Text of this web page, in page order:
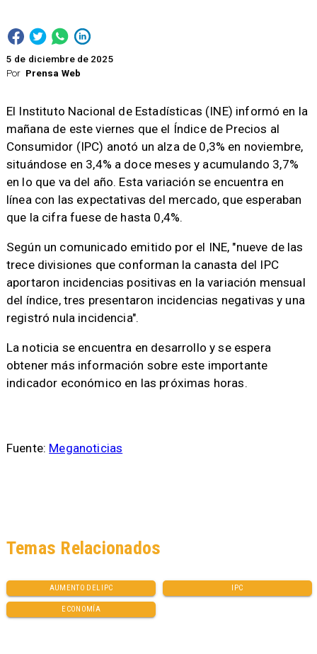
Por Prensa Web
5 de diciembre de 2025
El Instituto Nacional de Estadísticas (INE) informó en la
mañana de este viernes que el Índice de Precios al
Consumidor (IPC) anotó un alza de 0,3% en noviembre,
situándose en 3,4% a doce meses y acumulando 3,7%
en lo que va del año. Esta variación se encuentra en
línea con las expectativas del mercado, que esperaban
que la cifra fuese de hasta 0,4%.
Según un comunicado emitido por el INE, "nueve de las
trece divisiones que conforman la canasta del IPC
aportaron incidencias positivas en la variación mensual
del índice, tres presentaron incidencias negativas y una
registró nula incidencia".
La noticia se encuentra en desarrollo y se espera
obtener más información sobre este importante
indicador económico en las próximas horas.
Fuente: Meganoticias
AUMENTO DEL IPC IPC
ECONOMÍA
Temas Relacionados